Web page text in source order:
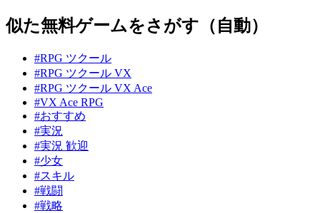
似た無料ゲームをさがす（自動）
#RPG ツクール
#RPG ツクール VX
#RPG ツクール VX Ace
#VX Ace RPG
#おすすめ
#実況
#実況 歓迎
#少女
#スキル
#戦闘
#戦略